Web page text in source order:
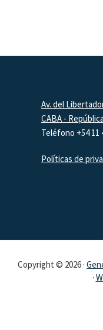
FooterAv. del
CABA -
Teléfono +54 11
Políticas de
Copyright © 2026 ·
·